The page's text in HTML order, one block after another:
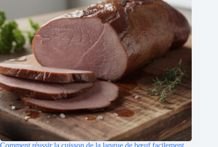
Comment réussir la cuisson de la langue de bœuf facilement